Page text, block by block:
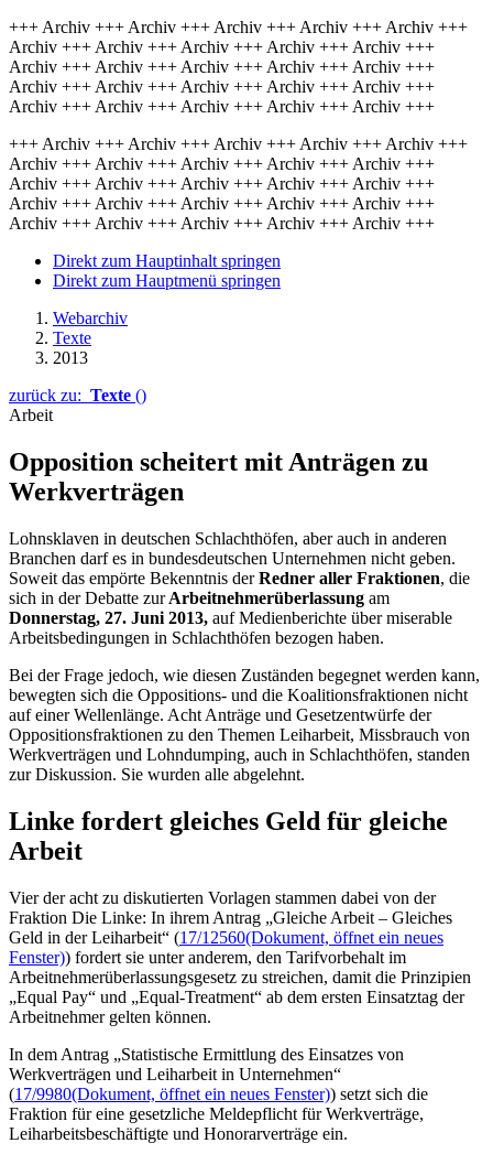
+++ Archiv +++ Archiv +++ Archiv +++ Archiv +++ Archiv +++
Archiv +++ Archiv +++ Archiv +++ Archiv +++ Archiv +++
Archiv +++ Archiv +++ Archiv +++ Archiv +++ Archiv +++
Archiv +++ Archiv +++ Archiv +++ Archiv +++ Archiv +++
Archiv +++ Archiv +++ Archiv +++ Archiv +++ Archiv +++
+++ Archiv +++ Archiv +++ Archiv +++ Archiv +++ Archiv +++
Archiv +++ Archiv +++ Archiv +++ Archiv +++ Archiv +++
Archiv +++ Archiv +++ Archiv +++ Archiv +++ Archiv +++
Archiv +++ Archiv +++ Archiv +++ Archiv +++ Archiv +++
Archiv +++ Archiv +++ Archiv +++ Archiv +++ Archiv +++
Direkt zum Hauptinhalt springen
Direkt zum Hauptmenü springen
Webarchiv
Texte
2013
zurück zu: Texte ()
Arbeit
Opposition scheitert mit Anträgen zu
Werkverträgen
Lohnsklaven in deutschen Schlachthöfen, aber auch in anderen
Branchen darf es in bundesdeutschen Unternehmen nicht geben.
Soweit das empörte Bekenntnis derRedner aller Fraktionen, die
sich in der Debatte zurArbeitnehmerüberlassung am
Donnerstag, 27. Juni 2013, auf Medienberichte über miserable
Arbeitsbedingungen in Schlachthöfen bezogen haben.
Bei der Frage jedoch, wie diesen Zuständen begegnet werden kann,
bewegten sich die Oppositions- und die Koalitionsfraktionen nicht
auf einer Wellenlänge. Acht Anträge und Gesetzentwürfe der
Oppositionsfraktionen zu den Themen Leiharbeit, Missbrauch von
Werkverträgen und Lohndumping, auch in Schlachthöfen, standen
zur Diskussion. Sie wurden alle abgelehnt.
Linke fordert gleiches Geld für gleiche
Arbeit
Vier der acht zu diskutierten Vorlagen stammen dabei von der
Fraktion Die Linke: In ihrem Antrag „Gleiche Arbeit – Gleiches
Geld in der Leiharbeit“ (17/12560(Dokument, öffnet ein neues
Fenster)) fordert sie unter anderem, den Tarifvorbehalt im
Arbeitnehmerüberlassungsgesetz zu streichen, damit die Prinzipien
„Equal Pay“ und „Equal-Treatment“ ab dem ersten Einsatztag der
Arbeitnehmer gelten können.
In dem Antrag „Statistische Ermittlung des Einsatzes von
Werkverträgen und Leiharbeit in Unternehmen“
(17/9980(Dokument, öffnet ein neues Fenster)) setzt sich die
Fraktion für eine gesetzliche Meldepflicht für Werkverträge,
Leiharbeitsbeschäftigte und Honorarverträge ein.